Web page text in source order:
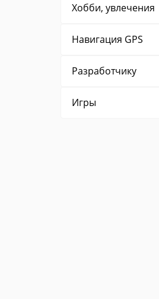
Хобби, увлечения
Навигация GPS
Разработчику
Игры